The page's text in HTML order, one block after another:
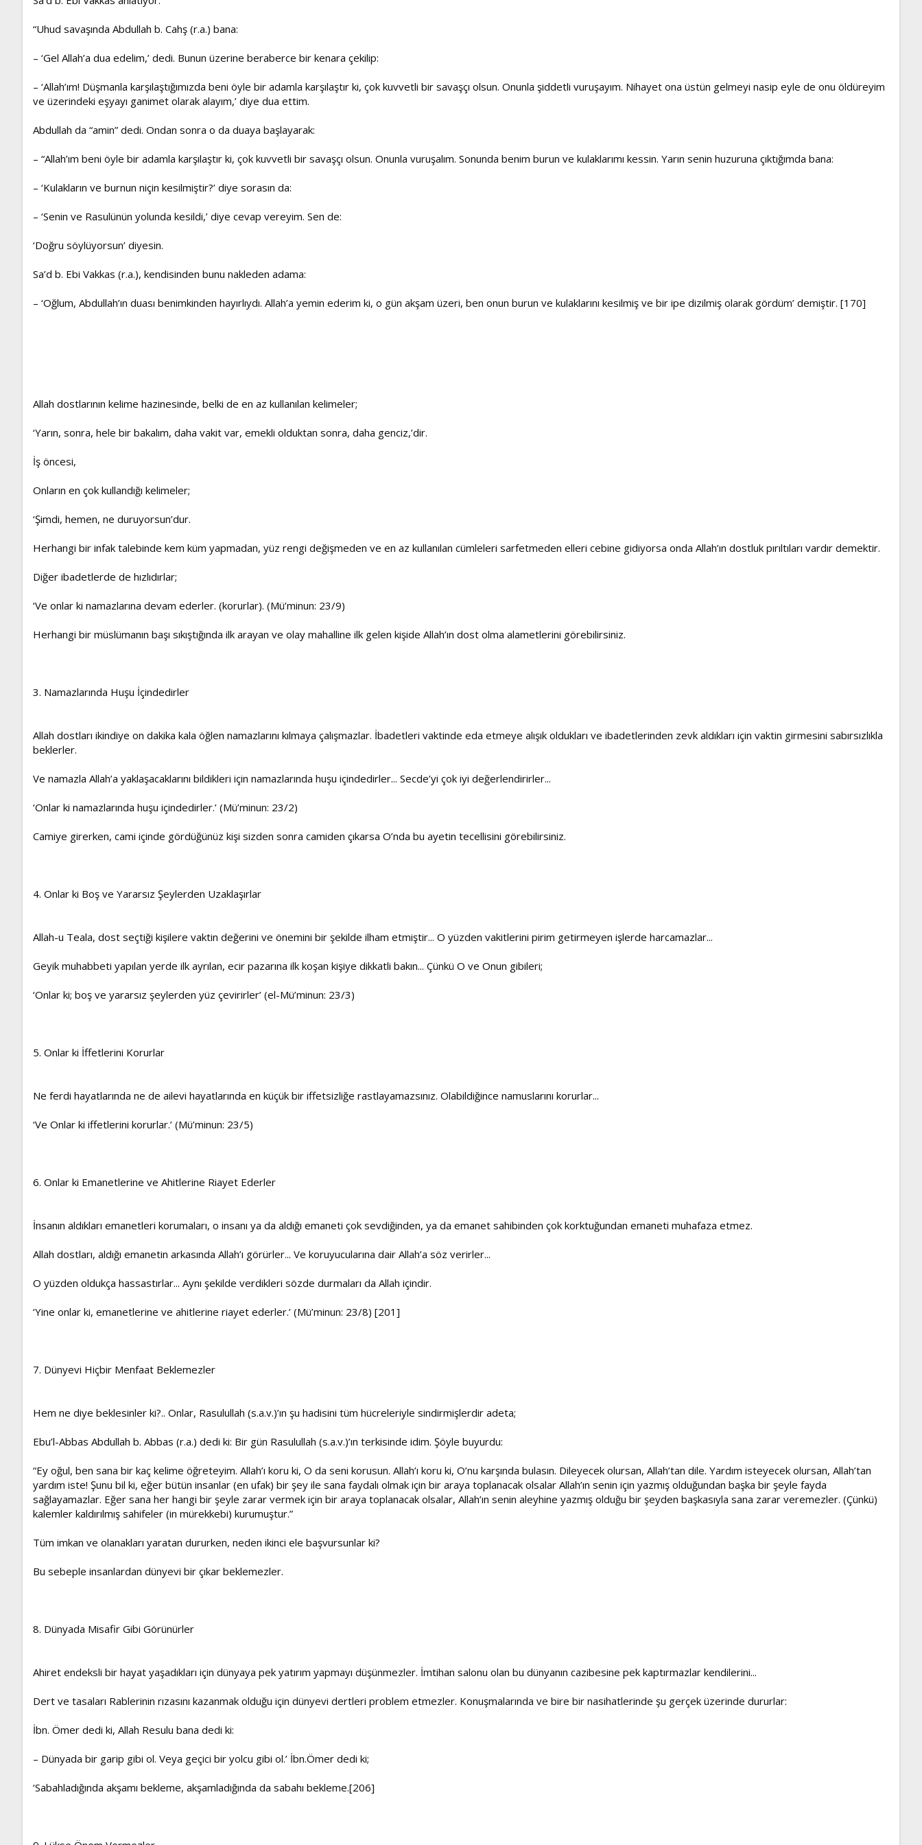
“Uhud savaşında Abdullah b. Cahş (r.a.) bana:
– ‘Gel Allah’a dua edelim,’ dedi. Bunun üzerine beraberce bir kenara çekilip:
– ‘Allah’ım! Düşmanla karşılaştığımızda beni öyle bir adamla karşılaştır ki, çok kuvvetli bir savaşçı olsun. Onunla şiddetli vuruşayım. Nihayet ona üstün gelmeyi nasip eyle de onu öldüreyim
ve üzerindeki eşyayı ganimet olarak alayım,’ diye dua ettim.
Abdullah da “amin” dedi. Ondan sonra o da duaya başlayarak:
– “Allah’ım beni öyle bir adamla karşılaştır ki, çok kuvvetli bir savaşçı olsun. Onunla vuruşalım. Sonunda benim burun ve kulaklarımı kessin. Yarın senin huzuruna çıktığımda bana:
– ‘Kulakların ve burnun niçin kesilmiştir?’ diye sorasın da:
– ‘Senin ve Rasulünün yolunda kesildi,’ diye cevap vereyim. Sen de:
‘Doğru söylüyorsun’ diyesin.
Sa’d b. Ebi Vakkas (r.a.), kendisinden bunu nakleden adama:
– ‘Oğlum, Abdullah’ın duası benimkinden hayırlıydı. Allah’a yemin ederim ki, o gün akşam üzeri, ben onun burun ve kulaklarını kesilmiş ve bir ipe dizilmiş olarak gördüm’ demiştir. [170]
Allah dostlarının kelime hazinesinde, belki de en az kullanılan kelimeler;
‘Yarın, sonra, hele bir bakalım, daha vakit var, emekli olduktan sonra, daha genciz,’dir.
İş öncesi,
Onların en çok kullandığı kelimeler;
‘Şimdi, hemen, ne duruyorsun’dur.
Herhangi bir infak talebinde kem küm yapmadan, yüz rengi değişmeden ve en az kullanılan cümleleri sarfetmeden elleri cebine gidiyorsa onda Allah’ın dostluk pırıltıları vardır demektir.
Diğer ibadetlerde de hızlıdırlar;
‘Ve onlar ki namazlarına devam ederler. (korurlar). (Mü’minun: 23/9)
Herhangi bir müslümanın başı sıkıştığında ilk arayan ve olay mahalline ilk gelen kişide Allah’ın dost olma alametlerini görebilirsiniz.
3. Namazlarında Huşu İçindedirler
Allah dostları ikindiye on dakika kala öğlen namazlarını kılmaya çalışmazlar. İbadetleri vaktinde eda etmeye alışık oldukları ve ibadetlerinden zevk aldıkları için vaktin girmesini sabırsızlıkla
beklerler.
Ve namazla Allah’a yaklaşacaklarını bildikleri için namazlarında huşu içindedirler... Secde’yi çok iyi değerlendirirler...
‘Onlar ki namazlarında huşu içindedirler.’ (Mü’minun: 23/2)
Camiye girerken, cami içinde gördüğünüz kişi sizden sonra camiden çıkarsa O’nda bu ayetin tecellisini görebilirsiniz.
4. Onlar ki Boş ve Yararsız Şeylerden Uzaklaşırlar
Allah-u Teala, dost seçtiği kişilere vaktin değerini ve önemini bir şekilde ilham etmiştir... O yüzden vakitlerini pirim getirmeyen işlerde harcamazlar...
Geyik muhabbeti yapılan yerde ilk ayrılan, ecir pazarına ilk koşan kişiye dikkatli bakın... Çünkü O ve Onun gibileri;
‘Onlar ki; boş ve yararsız şeylerden yüz çevirirler’ (el-Mü’minun: 23/3)
5. Onlar ki İffetlerini Korurlar
Ne ferdi hayatlarında ne de ailevi hayatlarında en küçük bir iffetsizliğe rastlayamazsınız. Olabildiğince namuslarını korurlar...
‘Ve Onlar ki iffetlerini korurlar.’ (Mü’minun: 23/5)
6. Onlar ki Emanetlerine ve Ahitlerine Riayet Ederler
İnsanın aldıkları emanetleri korumaları, o insanı ya da aldığı emaneti çok sevdiğinden, ya da emanet sahibinden çok korktuğundan emaneti muhafaza etmez.
Allah dostları, aldığı emanetin arkasında Allah’ı görürler... Ve koruyucularına dair Allah’a söz verirler...
O yüzden oldukça hassastırlar... Aynı şekilde verdikleri sözde durmaları da Allah içindir.
‘Yine onlar ki, emanetlerine ve ahitlerine riayet ederler.’ (Mü’minun: 23/8) [201]
7. Dünyevi Hiçbir Menfaat Beklemezler
Hem ne diye beklesinler ki?.. Onlar, Rasulullah (s.a.v.)’ın şu hadisini tüm hücreleriyle sindirmişlerdir adeta;
Ebu’l-Abbas Abdullah b. Abbas (r.a.) dedi ki: Bir gün Rasulullah (s.a.v.)’ın terkisinde idim. Şöyle buyurdu:
“Ey oğul, ben sana bir kaç kelime öğreteyim. Allah’ı koru ki, O da seni korusun. Allah’ı koru ki, O’nu karşında bulasın. Dileyecek olursan, Allah’tan dile. Yardım isteyecek olursan, Allah’tan
yardım iste! Şunu bil ki, eğer bütün insanlar (en ufak) bir şey ile sana faydalı olmak için bir araya toplanacak olsalar Allah’ın senin için yazmış olduğundan başka bir şeyle fayda
sağlayamazlar. Eğer sana her hangi bir şeyle zarar vermek için bir araya toplanacak olsalar, Allah’ın senin aleyhine yazmış olduğu bir şeyden başkasıyla sana zarar veremezler. (Çünkü)
kalemler kaldırılmış sahifeler (in mürekkebi) kurumuştur.”
Tüm imkan ve olanakları yaratan dururken, neden ikinci ele başvursunlar ki?
Bu sebeple insanlardan dünyevi bir çıkar beklemezler.
8. Dünyada Misafir Gibi Görünürler
Ahiret endeksli bir hayat yaşadıkları için dünyaya pek yatırım yapmayı düşünmezler. İmtihan salonu olan bu dünyanın cazibesine pek kaptırmazlar kendilerini...
Dert ve tasaları Rablerinin rızasını kazanmak olduğu için dünyevi dertleri problem etmezler. Konuşmalarında ve bire bir nasihatlerinde şu gerçek üzerinde dururlar:
İbn. Ömer dedi ki, Allah Resulu bana dedi ki:
– Dünyada bir garip gibi ol. Veya geçici bir yolcu gibi ol.’ İbn.Ömer dedi ki;
‘Sabahladığında akşamı bekleme, akşamladığında da sabahı bekleme.[206]